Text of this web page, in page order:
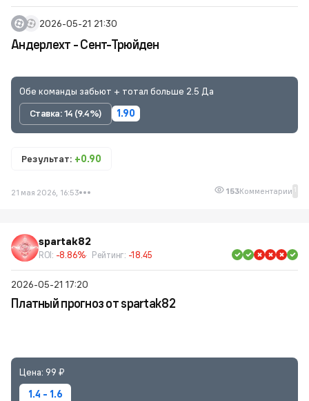
2026-05-21 21:30
Андерлехт - Сент-Трюйден
Обе команды забьют + тотал больше 2.5 Да
Ставка: 14 (9.4%)
1.90
Результат: +0.90
21 мая 2026, 16:53 153Комментарии 1
spartak82
ROI: -8.86% Рейтинг: -18.45
2026-05-21 17:20
Платный прогноз от spartak82
Цена: 99 ₽
1.4 - 1.6